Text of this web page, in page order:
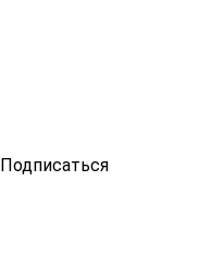
Подписаться